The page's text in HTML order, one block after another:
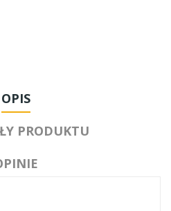
OPIS
PRODUKTU